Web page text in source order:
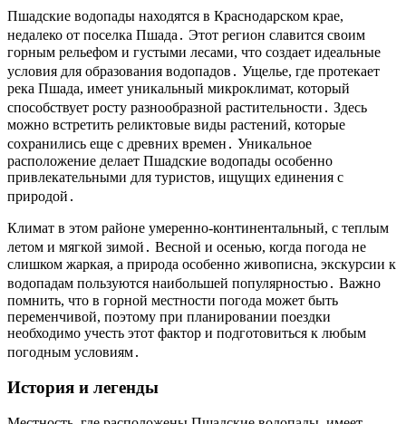
Пшадские водопады находятся в Краснодарском крае,
недалеко от поселка Пшада․ Этот регион славится своим
горным рельефом и густыми лесами, что создает идеальные
условия для образования водопадов․ Ущелье, где протекает
река Пшада, имеет уникальный микроклимат, который
способствует росту разнообразной растительности․ Здесь
можно встретить реликтовые виды растений, которые
сохранились еще с древних времен․ Уникальное
расположение делает Пшадские водопады особенно
привлекательными для туристов, ищущих единения с
природой․
Климат в этом районе умеренно-континентальный, с теплым
летом и мягкой зимой․ Весной и осенью, когда погода не
слишком жаркая, а природа особенно живописна, экскурсии к
водопадам пользуются наибольшей популярностью․ Важно
помнить, что в горной местности погода может быть
переменчивой, поэтому при планировании поездки
необходимо учесть этот фактор и подготовиться к любым
погодным условиям․
История и легенды